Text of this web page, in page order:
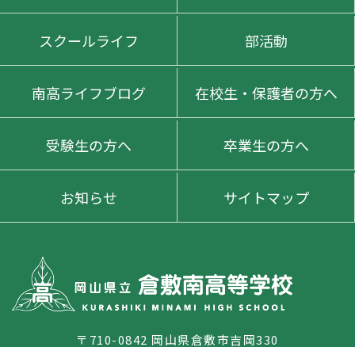
〒710-0842 岡山県倉敷市吉岡330
スクールライフ 部活動
南高ライフブログ 在校生・保護者の方へ
受験生の方へ 卒業生の方へ
お知らせ サイトマップ